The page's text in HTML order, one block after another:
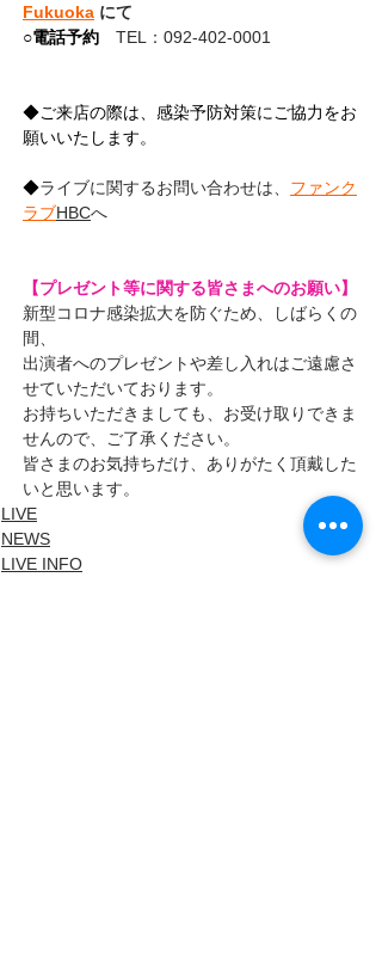
Fukuoka にて
○電話予約 TEL：092-402-0001
◆ご来店の際は、感染予防対策にご協力をお
願いいたします。
◆ライブに関するお問い合わせは、 ファンク
ラブHBCへ
【プレゼント等に関する皆さまへのお願い】
新型コロナ感染拡大を防ぐため、しばらくの
間、
出演者へのプレゼントや差し入れはご遠慮さ
せていただいております。
お持ちいただきましても、お受け取りできま
せんので、ご了承ください。
皆さまのお気持ちだけ、ありがたく頂戴した
いと思います。
LIVE
NEWS
LIVE INFO